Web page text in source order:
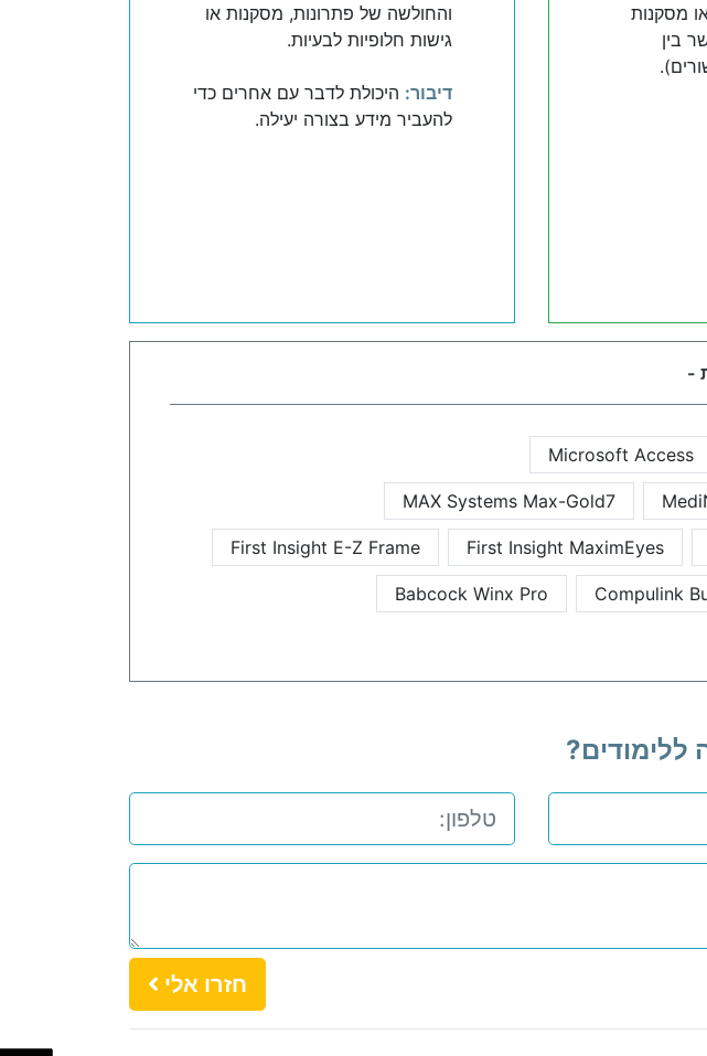
מסקנות
בין
והחולשה של פתרונות, מסקנות או
גישות חלופיות לבעיות.
דיבור: היכולת לדבר עם אחרים כדי
להעביר מידע בצורה יעילה.
-
Microsoft Access
MAX Systems Max-Gold7
First Insight MaximEyes
First Insight E-Z Frame
Compulink
Babcock Winx Pro
ללימודים?
חזרו אלי